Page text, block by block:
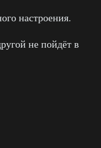
настроения.
не пойдёт в